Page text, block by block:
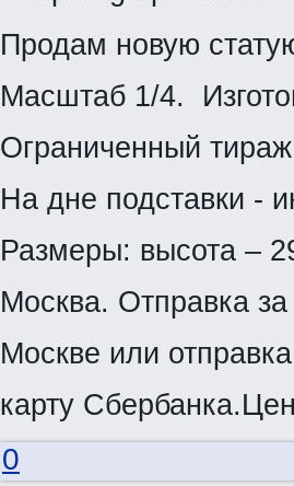
Продам новую
Масштаб 1/4.
Ограниченный
На дне подставки -
Размеры: высота –
Москва. Отправка
Москве или
карту
0